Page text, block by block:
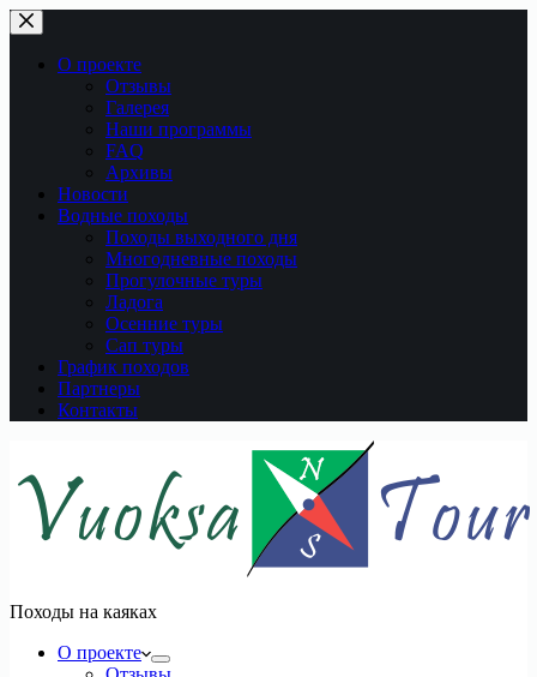
Перейти
к
сути
О проекте
Отзывы
Галерея
Наши программы
FAQ
Архивы
Новости
Водные походы
Походы выходного дня
Многодневные походы
Прогулочные туры
Ладога
Осенние туры
Сап туры
График походов
Партнеры
Контакты
Походы на каяках
О проекте